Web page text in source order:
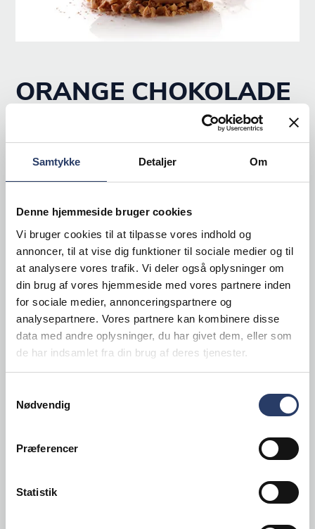
Samtykke Detaljer Om
Denne hjemmeside bruger cookies
Vi bruger cookies til at tilpasse vores indhold og
annoncer, til at vise dig funktioner til sociale medier og til
at analysere vores trafik. Vi deler også oplysninger om
din brug af vores hjemmeside med vores partnere inden
for sociale medier, annonceringspartnere og
analysepartnere. Vores partnere kan kombinere disse
data med andre oplysninger, du har givet dem, eller som
de har indsamlet fra din brug af deres tjenester.
Nødvendig
Præferencer
Statistik
ORANGE CHOKOLADE
Ingedienser
til 1 pacoserings® bæger
1 pacoserings® bæger = 10 portioner
100 g mørk chokolade
200 g hvid chokolade
500 g mælk
20 g appelsinskal
Tilberedning
(1) Varm mælken op og opløs chokoladen i
et pacoserings® bæger.
(2) Luk med låg og mærk det. Frys ved -20 °C
(3) Hvis det er nødvendigt, pacosér® 1 gang.